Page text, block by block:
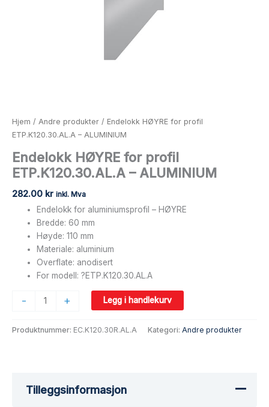
Hjem / Andre produkter / Endelokk HØYRE for profil
ETP.K120.30.AL.A – ALUMINIUM
Endelokk HØYRE for profil
ETP.K120.30.AL.A – ALUMINIUM
282.00 kr inkl. Mva
Endelokk for aluminiumsprofil – HØYRE
Bredde: 60 mm
Høyde: 110 mm
Materiale: aluminium
Overflate: anodisert
For modell: ?ETP.K120.30.AL.A
- + Legg i handlekurv
Produktnummer: EC.K120.30R.AL.A Kategori: Andre produkter
Tilleggsinformasjon